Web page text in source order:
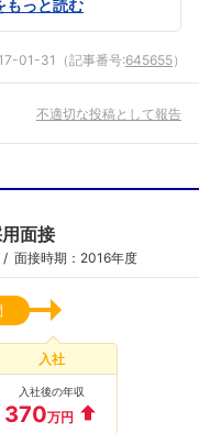
もっと読む
01-31 （記事番号:645655）
不適切な投稿として報告
面接
面接時期：2016年度
入社
入社後の年収
370万円